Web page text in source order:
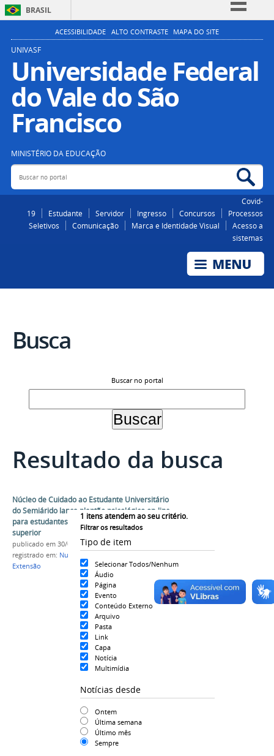
BRASIL
Simplifique!
Participe
Acesso à informação
Legislação
ACESSIBILIDADE ALTO CONTRASTE MAPA DO SITE
UNIVASF
Universidade Federal
do Vale do São
Francisco
MINISTÉRIO DA EDUCAÇÃO
Buscar no portal
Covid-
19
Estudante Servidor Ingresso Concursos
Processos
Seletivos
Comunicação Marca e Identidade Visual
Acesso a
sistemas
Busca
Buscar no portal
Resultado da busca
1 itens atendem ao seu critério.
Filtrar os resultados
Tipo de item
Selecionar Todos/Nenhum
Áudio
Página
Evento
Conteúdo Externo
Arquivo
Pasta
Link
Capa
Notícia
Multimídia
Notícias desde
Ontem
Última semana
Último mês
Sempre
Núcleo de Cuidado ao Estudante Universitário
do Semiárido lança plantão psicológico on-line
para estudantes e trabalhadores do ensino
superior
publicado em 30/07/2021
registrado em: Nuceu
Extensão